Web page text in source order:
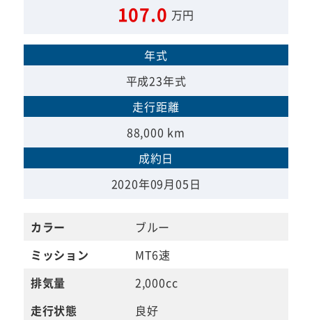
107.0 万円
年式
平成23年式
走行距離
88,000 km
成約日
2020年09月05日
カラー
ブルー
ミッション
MT6速
排気量
2,000cc
走行状態
良好